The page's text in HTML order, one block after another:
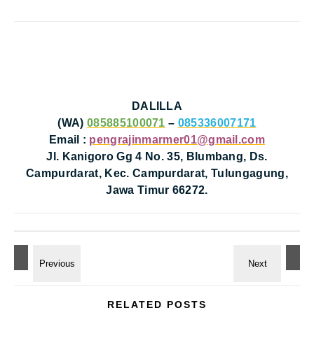
DALILLA
(WA) 085885100071 – 085336007171
Email : pengrajinmarmer01@gmail.com
Jl. Kanigoro Gg 4 No. 35, Blumbang, Ds.
Campurdarat, Kec. Campurdarat, Tulungagung,
Jawa Timur 66272.
RELATED POSTS